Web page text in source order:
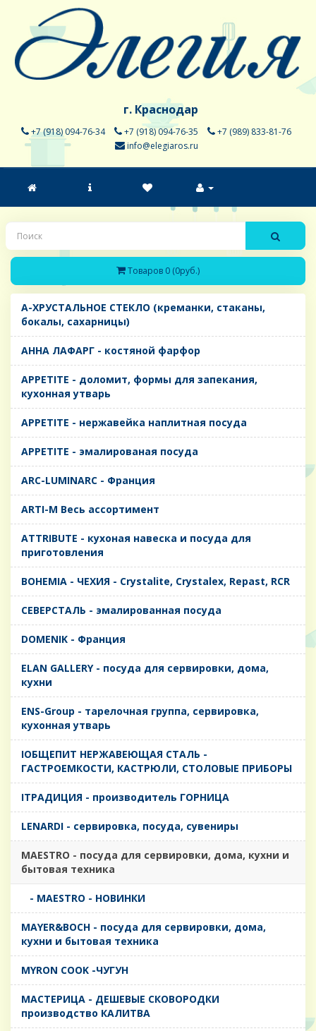
г. Краснодар
+7 (918) 094-76-34 +7 (918) 094-76-35
+7 (989) 833-81-76
info@elegiaros.ru
Товаров 0 (0руб.)
A-ХРУСТАЛЬНОЕ СТЕКЛО (креманки, стаканы,
бокалы, сахарницы)
AHHA ЛАФАРГ - костяной фарфор
APPETITE - доломит, формы для запекания,
кухонная утварь
APPETITE - нержавейка наплитная посуда
APPETITE - эмалированая посуда
ARC-LUMINARC - Франция
ARTI-M Весь ассортимент
ATTRIBUTE - кухоная навеска и посуда для
приготовления
BOHEMIA - ЧЕХИЯ - Crystalite, Crystalex, Repast, RCR
CЕВЕРСТАЛЬ - эмалированная посуда
DOMENIK - Франция
ELAN GALLERY - посуда для сервировки, дома,
кухни
ENS-Group - тарелочная группа, сервировка,
кухонная утварь
IОБЩЕПИТ НЕРЖАВЕЮЩАЯ СТАЛЬ -
ГАСТРОЕМКОСТИ, КАСТРЮЛИ, СТОЛОВЫЕ ПРИБОРЫ
IТРАДИЦИЯ - производитель ГОРНИЦА
LENARDI - сервировка, посуда, сувениры
MAESTRO - посуда для сервировки, дома, кухни и
бытовая техника
- MAESTRO - НОВИНКИ
MAYER&BOCH - посуда для сервировки, дома,
кухни и бытовая техника
MYRON COOK -ЧУГУН
MАСТЕРИЦА - ДЕШЕВЫЕ СКОВОРОДКИ
производство КАЛИТВА